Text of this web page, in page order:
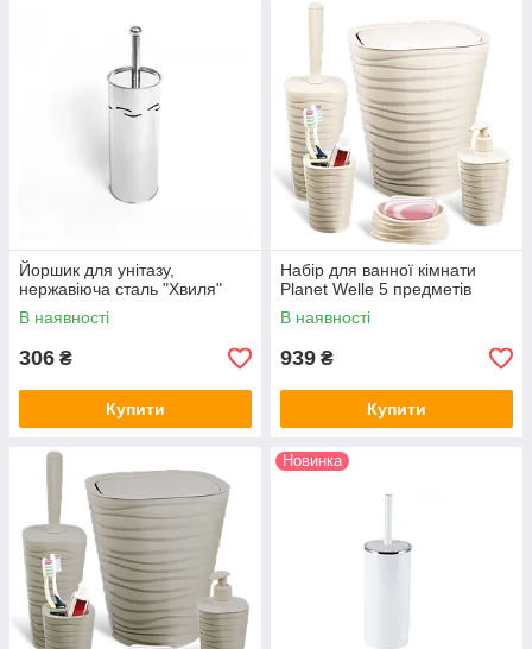
Йоршик для унітазу,
нержавіюча сталь "Хвиля"
В наявності
306 ₴
Купити
Набір для ванної кімнати
Planet Welle 5 предметів
В наявності
939 ₴
Купити
Новинка